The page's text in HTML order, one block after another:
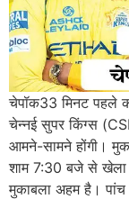
चेपॉक33 मिनट पहले
चेन्नई सुपर किंग्स
आमने-सामने होंगी।
शाम 7:30 बजे से खेला
मुकाबला अहम है।